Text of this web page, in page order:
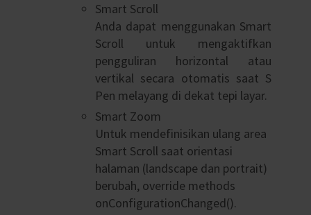
Smart Scroll
Anda dapat menggunakan Smart
Scroll untuk mengaktifkan
pengguliran horizontal atau
vertikal secara otomatis saat S
Pen melayang di dekat tepi layar.
Smart Zoom
Untuk mendefinisikan ulang area
Smart Scroll saat orientasi
halaman (landscape dan portrait)
berubah, override methods
onConfigurationChanged().